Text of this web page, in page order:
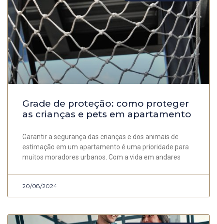
Grade de proteção: como proteger
as crianças e pets em apartamento
Garantir a segurança das crianças e dos animais de
estimação em um apartamento é uma prioridade para
muitos moradores urbanos. Com a vida em andares
20/08/2024